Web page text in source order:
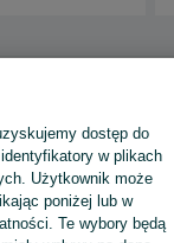
dostęp do
w plikach
Użytkownik może
poniżej lub w
Te wybory będą